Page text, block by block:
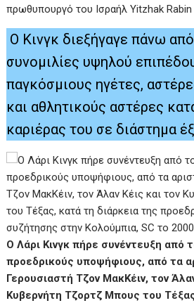
πρωθυπουργό του Ισραήλ Yitzhak Rabin
Ο Κινγκ διεξήγαγε πάνω
συνομιλίες υψηλού
παγκόσμιους ηγέτες,
και αθλητικούς αστέρες
καριέρας του σε διάστημα
Ο Λάρι Κινγκ πήρε συνέντευξη από
προεδρικούς υποψήφιους, από τα
Γερουσιαστή Τζον ΜακΚέιν, τον
Κυβερνήτη Τζορτζ Μπους του